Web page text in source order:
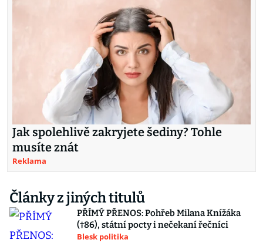
Jak spolehlivě zakryjete šediny? Tohle
musíte znát
Reklama
Články z jiných titulů
PŘÍMÝ PŘENOS: Pohřeb Milana Knížáka
(†86), státní pocty i nečekaní řečníci
Blesk politika